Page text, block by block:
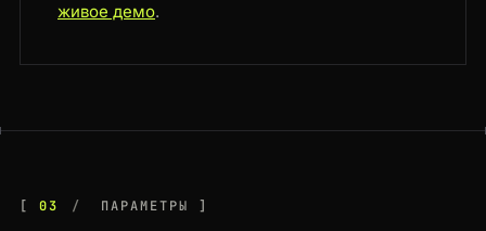
живое демо.
03 ПАРАМЕТРЫ